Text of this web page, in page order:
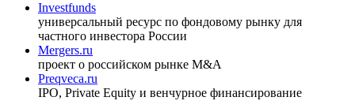
Investfunds
универсальный ресурс по фондовому рынку для
частного инвестора России
Mergers.ru
проект о российском рынке M&A
Preqveca.ru
IPO, Private Equity и венчурное финансирование